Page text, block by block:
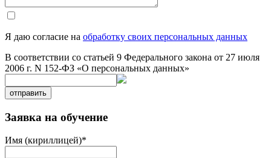
Я даю согласие на обработку своих персональных данных
В соответствии со статьей 9 Федерального закона от 27 июля
2006 г. N 152-ФЗ «О персональных данных»
отправить
Заявка на обучение
Имя (кириллицей)*